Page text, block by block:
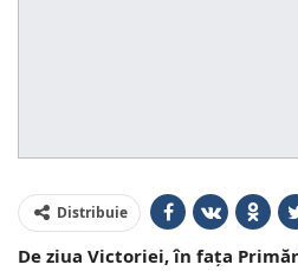
Distribuie
De ziua Victoriei, în fața